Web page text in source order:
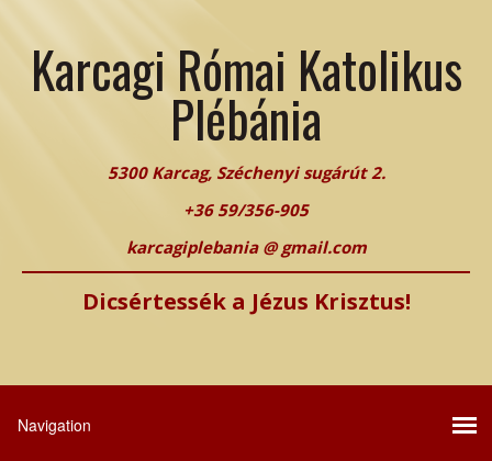
Karcagi Római Katolikus
Plébánia
5300 Karcag, Széchenyi sugárút 2.
+36 59/356-905
karcagiplebania @ gmail.com
Dicsértessék a Jézus Krisztus!